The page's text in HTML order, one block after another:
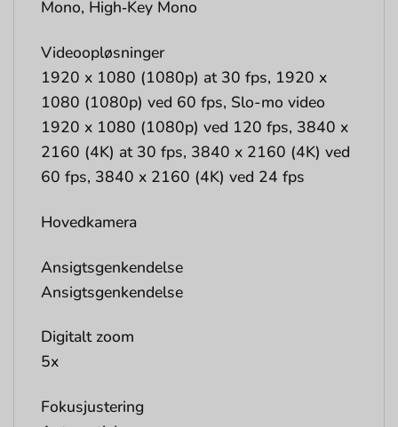
Mono, High‑Key Mono
Videoopløsninger
1920 x 1080 (1080p) at 30 fps, 1920 x
1080 (1080p) ved 60 fps, Slo-mo video
1920 x 1080 (1080p) ved 120 fps, 3840 x
2160 (4K) at 30 fps, 3840 x 2160 (4K) ved
60 fps, 3840 x 2160 (4K) ved 24 fps
Hovedkamera
Ansigtsgenkendelse
Ansigtsgenkendelse
Digitalt zoom
5x
Fokusjustering